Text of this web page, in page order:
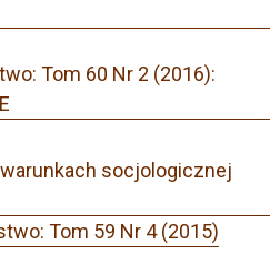
Tom 60 Nr 2 (2016):
socjologicznej
Tom 59 Nr 4 (2015)